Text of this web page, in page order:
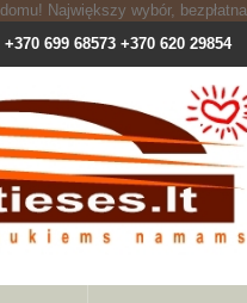
+370 699 68573 +370 620 29854